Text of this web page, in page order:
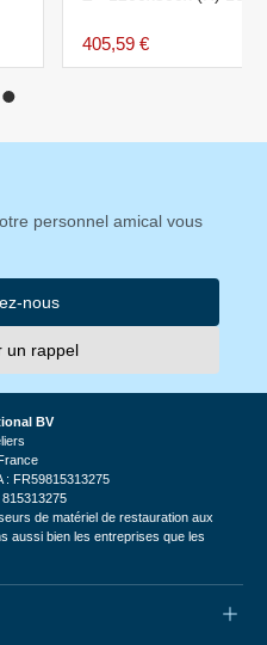
405,59 €
personnel amical vous
nous
un rappel
BV
: FR59815313275
de matériel de restauration aux
aussi bien les entreprises que les